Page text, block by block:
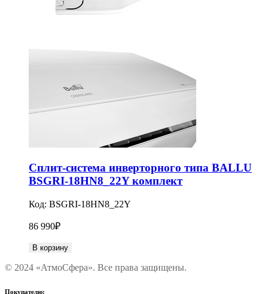
Сплит-система инверторного типа BALLU
BSGRI-18HN8_22Y комплект
Код: BSGRI-18HN8_22Y
86 990₽
В корзину
© 2024 «АтмоСфера». Все права защищены.
Покупателю: